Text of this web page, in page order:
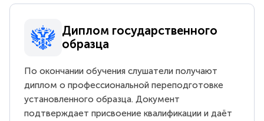
Диплом государственного
образца
По окончании обучения слушатели получают
диплом о профессиональной переподготовке
установленного образца. Документ
подтверждает присвоение квалификации и даёт